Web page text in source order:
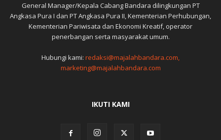
General Manager/Kepala Cabang Bandara dilingkungan PT
Angkasa Pura I dan PT Angkasa Pura II, Kementerian Perhubungan,
Kementerian Pariwisata dan Ekonomi Kreatif, operator
penerbangan serta masyarakat umum.
Hubungi kami: redaksi@majalahbandara.com,
marketing@majalahbandara.com
IKUTI KAMI